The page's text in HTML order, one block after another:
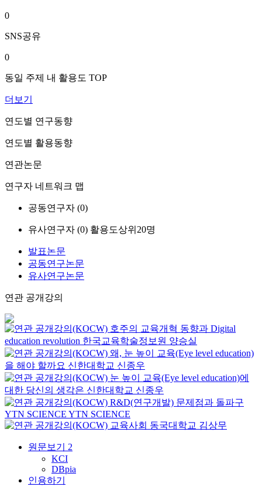
0
SNS공유
0
동일 주제 내 활용도 TOP
더보기
연도별 연구동향
연도별 활용동향
연관논문
연구자 네트워크 맵
공동연구자 (0)
유사연구자 (0) 활용도상위20명
발표논문
공동연구논문
유사연구논문
연관 공개강의
호주의 교육개혁 동향과 Digital
education revolution 한국교육학술정보원 양승실
왜, 눈 높이 교육(Eye level education)
을 해야 할까요 신한대학교 신종우
눈 높이 교육(Eye level education)에
대한 당신의 생각은 신한대학교 신종우
R&D(연구개발) 문제점과 돌파구
YTN SCIENCE YTN SCIENCE
교육사회 동국대학교 김상무
원문보기 2
KCI
DBpia
인용하기